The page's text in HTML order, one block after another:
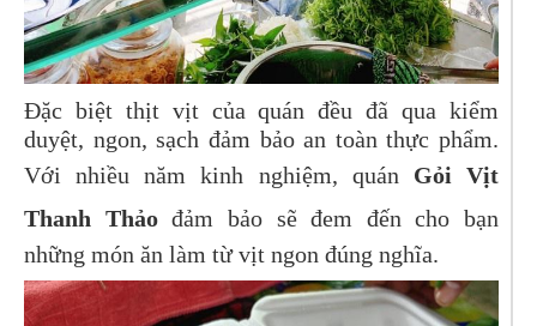
Đặc biệt thịt vịt của quán đều đã qua kiểm
duyệt, ngon, sạch đảm bảo an toàn thực phẩm.
Với nhiều năm kinh nghiệm, quán Gỏi Vịt
Thanh Thảođảm bảo sẽ đem đến cho bạn
những món ăn làm từ vịt ngon đúng nghĩa.